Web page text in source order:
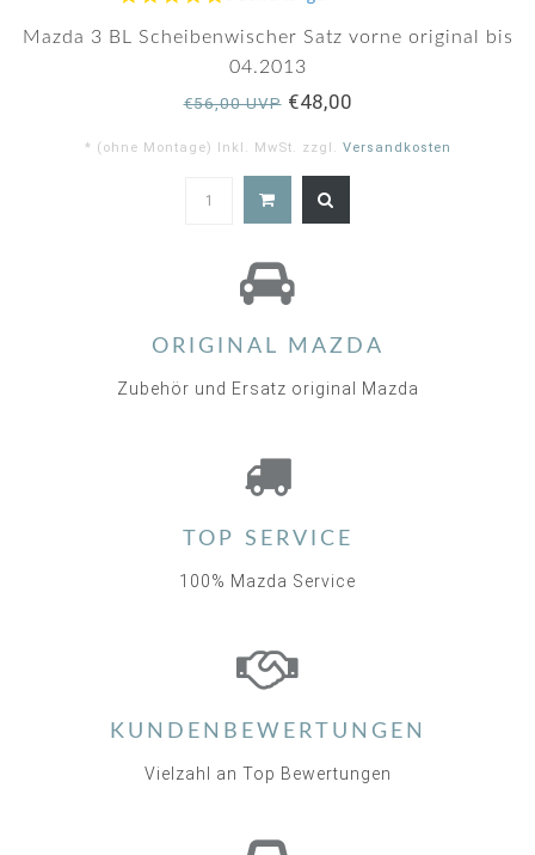
rating
Mazda 3 BL Scheibenwischer Satz vorne original bis
04.2013
€56,00 UVP€48,00
* (ohne Montage) Inkl. MwSt. zzgl. Versandkosten
ORIGINAL MAZDA
Zubehör und Ersatz original Mazda
TOP SERVICE
100% Mazda Service
KUNDENBEWERTUNGEN
Vielzahl an Top Bewertungen